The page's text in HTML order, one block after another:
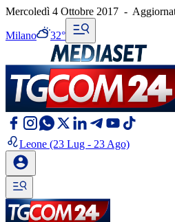
Mercoledì 4 Ottobre 2017 -
Milano 32°
Leone (23 Lug - 23 Ago)